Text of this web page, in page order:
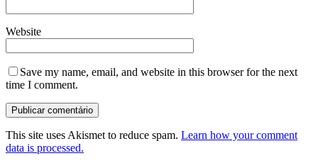
Website
Save my name, email, and website in this browser for the next
time I comment.
This site uses Akismet to reduce spam. Learn how your comment
data is processed.